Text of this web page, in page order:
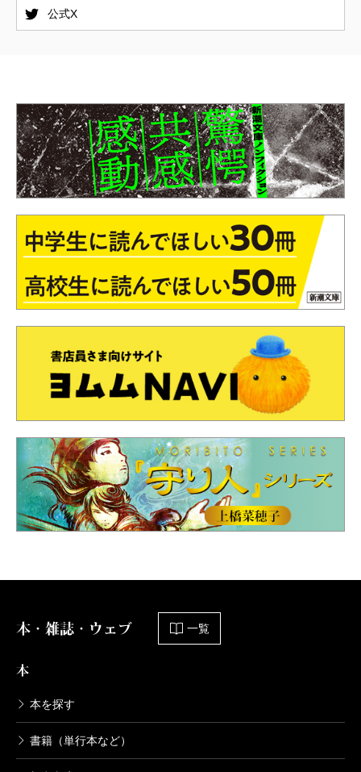
公式X
本・雑誌・ウェブ 一覧
本
本を探す
書籍（単行本など）